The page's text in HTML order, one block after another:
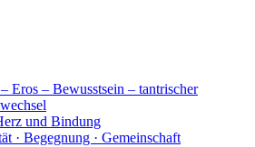
Eros – Bewusstsein – tantrischer
und Bindung
· Begegnung · Gemeinschaft